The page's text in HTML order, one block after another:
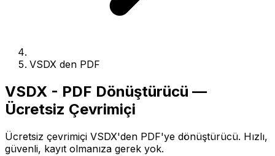
VSDX den PDF
VSDX - PDF Dönüştürücü —
Ücretsiz Çevrimiçi
Ücretsiz çevrimiçi VSDX'den PDF'ye dönüştürücü. Hızlı,
güvenli, kayıt olmanıza gerek yok.